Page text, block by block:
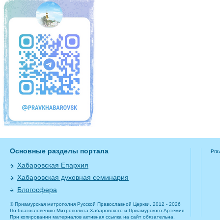
Основные разделы портала
Хабаровская Епархия
Хабаровская духовная семинария
Блогосфера
© Приамурская митрополия Русской Православной Церкви, 2012 - 2026
По благословению Митрополита Хабаровского и Приамурского Артемия.
При копировании материалов активная ссылка на сайт обязательна.